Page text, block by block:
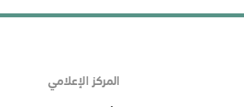
المركز الإعلامي